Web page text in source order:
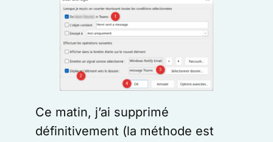
Ce matin, j’ai supprimé
définitivement (la méthode est